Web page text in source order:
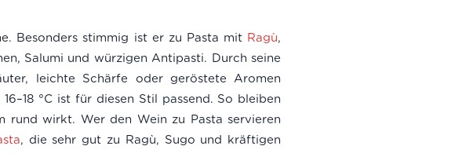
Besonders stimmig ist er zu Pasta mit Ragù,
Salumi und würzigen Antipasti. Durch seine
leichte Schärfe oder geröstete Aromen
°C ist für diesen Stil passend. So bleiben
rund wirkt. Wer den Wein zu Pasta servieren
, die sehr gut zu Ragù, Sugo und kräftigen